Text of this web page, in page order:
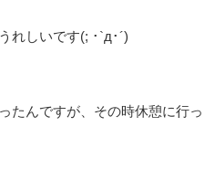
れしいです(; ･`д･´)
たんですが、その時休憩に行っ